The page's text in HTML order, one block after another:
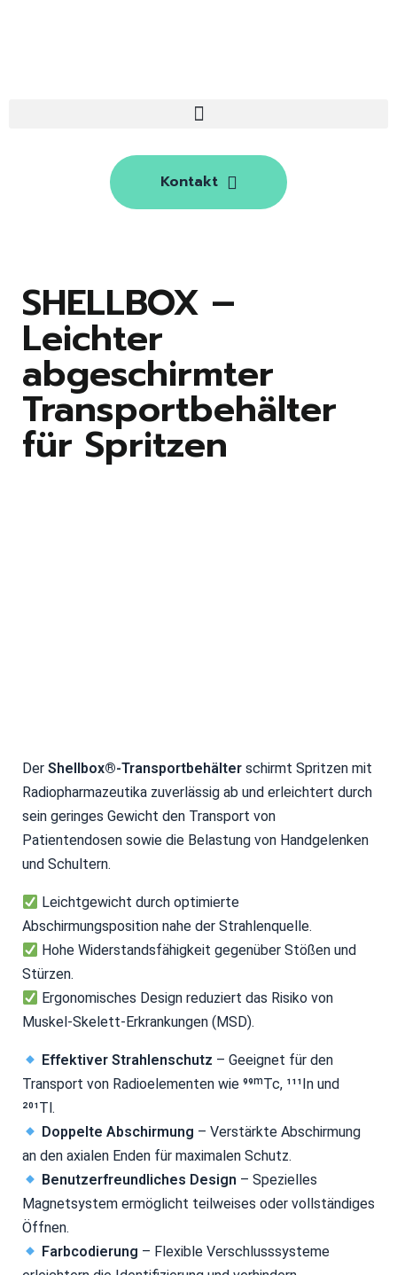
Kontakt
SHELLBOX –
Leichter
abgeschirmter
Transportbehälter
für Spritzen
Der Shellbox®-Transportbehälter schirmt Spritzen mit
Radiopharmazeutika zuverlässig ab und erleichtert durch
sein geringes Gewicht den Transport von
Patientendosen sowie die Belastung von Handgelenken
und Schultern.
Leichtgewicht durch optimierte
Abschirmungsposition nahe der Strahlenquelle.
Hohe Widerstandsfähigkeit gegenüber Stößen und
Stürzen.
Ergonomisches Design reduziert das Risiko von
Muskel-Skelett-Erkrankungen (MSD).
Effektiver Strahlenschutz – Geeignet für den
Transport von Radioelementen wie ⁹⁹ᵐTc, ¹¹¹In und
²⁰¹Tl.
Doppelte Abschirmung – Verstärkte Abschirmung
an den axialen Enden für maximalen Schutz.
Benutzerfreundliches Design – Spezielles
Magnetsystem ermöglicht teilweises oder vollständiges
Öffnen.
Farbcodierung – Flexible Verschlusssysteme